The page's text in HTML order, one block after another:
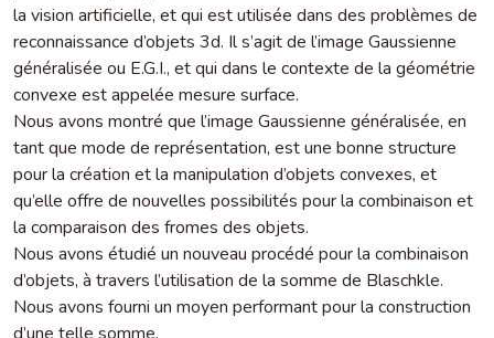
la vision artificielle, et qui est utilisée dans des problèmes de
reconnaissance d’objets 3d. Il s’agit de l’image Gaussienne
généralisée ou E.G.I., et qui dans le contexte de la géométrie
convexe est appelée mesure surface.
Nous avons montré que l’image Gaussienne généralisée, en
tant que mode de représentation, est une bonne structure
pour la création et la manipulation d’objets convexes, et
qu’elle offre de nouvelles possibilités pour la combinaison et
la comparaison des fromes des objets.
Nous avons étudié un nouveau procédé pour la combinaison
d’objets, à travers l’utilisation de la somme de Blaschkle.
Nous avons fourni un moyen performant pour la construction